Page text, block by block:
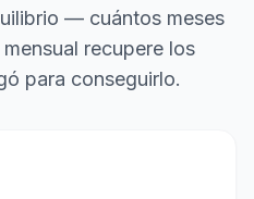
— cuántos meses
recupere los
para conseguirlo.